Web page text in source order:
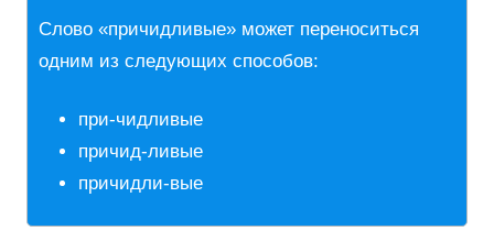
Слово «причидливые» может переноситься
одним из следующих способов:
при-чидливые
причид-ливые
причидли-вые